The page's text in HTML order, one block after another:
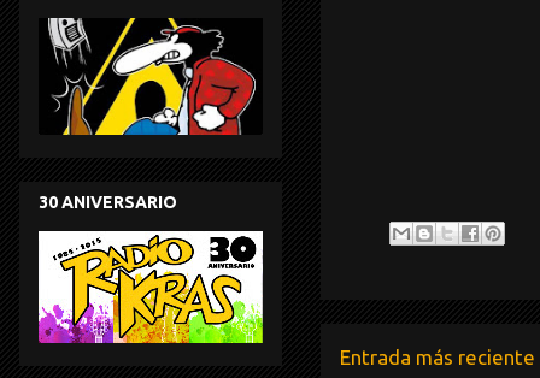
Entrada más reciente
30 ANIVERSARIO